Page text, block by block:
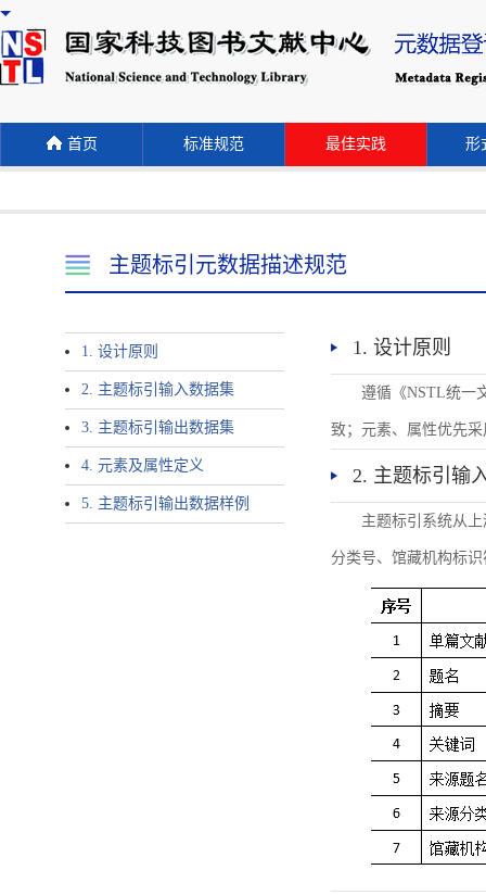
首页 标准规范 最佳实践 形
主题标引元数据描述规范
1. 设计原则
2. 主题标引输入数据集
3. 主题标引输出数据集
4. 元素及属性定义
5. 主题标引输出数据样例
1. 设计原则
遵循《NSTL统一
致；元素、属性优先
2. 主题标引输
主题标引系统从
分类号、馆藏机构标